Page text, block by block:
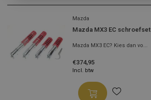
Mazda
Mazda MX3 EC schroefset
Mazda MX3 EC? Kies dan vo...
€374,95
Incl. btw